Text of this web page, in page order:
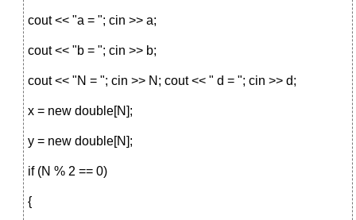
cout << "a = "; cin >> a;
cout << "b = "; cin >> b;
cout << "N = "; cin >> N; cout << " d = "; cin >> d;
x = new double[N];
y = new double[N];
if (N % 2 == 0)
{